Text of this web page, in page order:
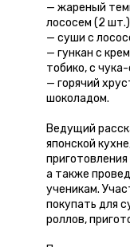
— жареный
лососем (2
— суши с
— гункан с
тобико, с
— горячий
шоколадом.
Ведущий
японской
а также
ученикам.
покупать для
роллов,